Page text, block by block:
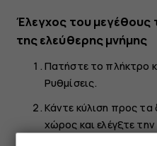
Έλεγχος του μεγέθους
της ελεύθερης μνήμης
Πατήστε το πλήκτρο
Ρυθμίσεις.
Κάντε κύλιση προς τα
χώρος και ελέγξτε την